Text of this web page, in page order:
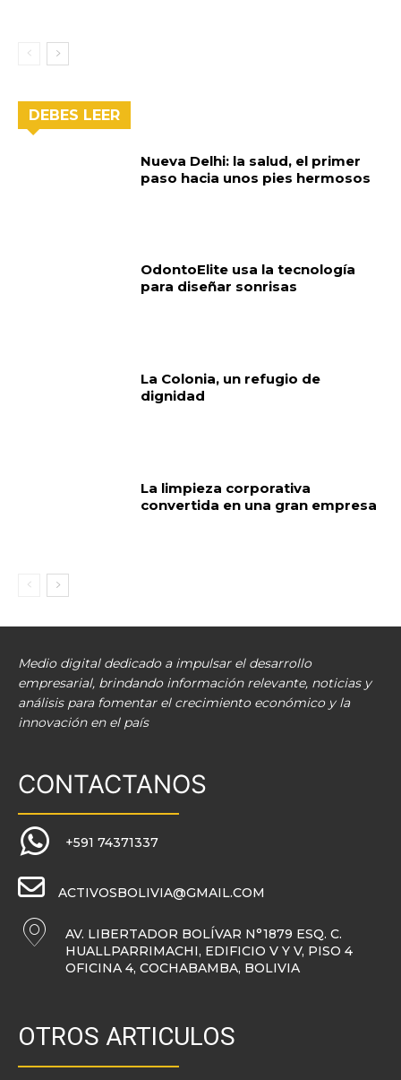
DEBES LEER
Nueva Delhi: la salud, el primer
paso hacia unos pies hermosos
OdontoElite usa la tecnología
para diseñar sonrisas
La Colonia, un refugio de
dignidad
La limpieza corporativa
convertida en una gran empresa
Medio digital dedicado a impulsar el desarrollo
empresarial, brindando información relevante, noticias y
análisis para fomentar el crecimiento económico y la
innovación en el país
CONTACTANOS
+591 74371337
ACTIVOSBOLIVIA@GMAIL.COM
AV. LIBERTADOR BOLÍVAR N°1879 ESQ. C.
HUALLPARRIMACHI, EDIFICIO V Y V, PISO 4
OFICINA 4, COCHABAMBA, BOLIVIA
OTROS ARTICULOS